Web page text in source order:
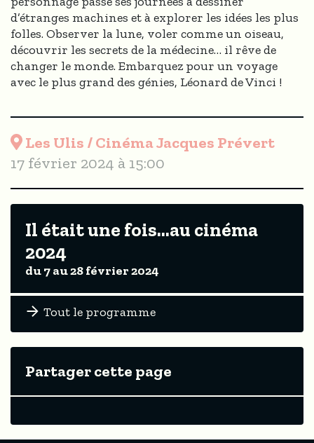
d’étranges machines et à explorer les idées les plus
folles. Observer la lune, voler comme un oiseau,
découvrir les secrets de la médecine… il rêve de
changer le monde. Embarquez pour un voyage
avec le plus grand des génies, Léonard de Vinci !
Les Ulis / Cinéma Jacques Prévert
17 février 2024 à 15:00
Il était une fois...au cinéma
2024
du 7 au 28 février 2024
Tout le programme
Partager cette page